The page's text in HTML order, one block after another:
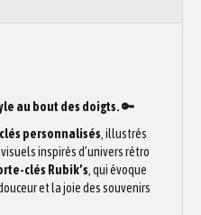
au bout des doigts. 🔑
personnalisés, illustrés
visuels inspirés d’univers rétro
clés Rubik’s, qui évoque
et la joie des souvenirs